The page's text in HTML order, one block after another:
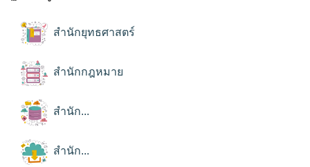
สำนักยุทธศาสตร์
สำนักกฎหมาย
สำนัก...
สำนัก...